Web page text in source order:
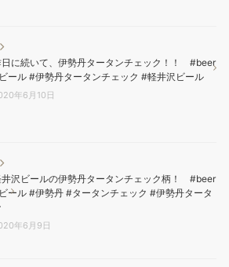
日に続いて、伊勢丹タータンチェック！！ #beer
ール #伊勢丹タータンチェック #軽井沢ビール
年6月10日
井沢ビールの伊勢丹タータンチェック柄！ #beer
ール #伊勢丹 #タータンチェック #伊勢丹タータ
年6月9日